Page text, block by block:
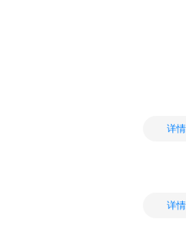
详情
详情